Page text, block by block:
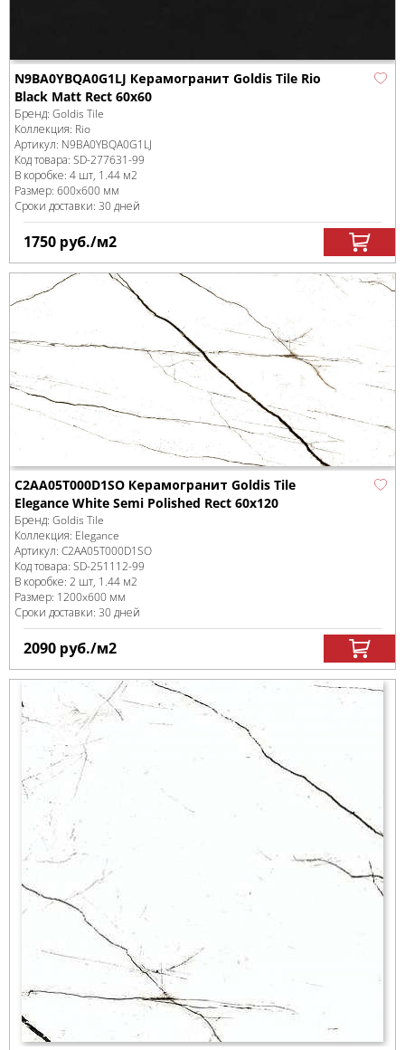
N9BA0YBQA0G1LJ Керамогранит Goldis Tile Rio
Black Matt Rect 60x60
Бренд: Goldis Tile
Коллекция: Rio
Артикул: N9BA0YBQA0G1LJ
Код товара: SD-277631-99
В коробке: 4 шт, 1.44 м2
Размер: 600x600 мм
Сроки доставки: 30 дней
1750 руб./м2
C2AA05T000D1SO Керамогранит Goldis Tile
Elegance White Semi Polished Rect 60х120
Бренд: Goldis Tile
Коллекция: Elegance
Артикул: C2AA05T000D1SO
Код товара: SD-251112-99
В коробке: 2 шт, 1.44 м2
Размер: 1200x600 мм
Сроки доставки: 30 дней
2090 руб./м2